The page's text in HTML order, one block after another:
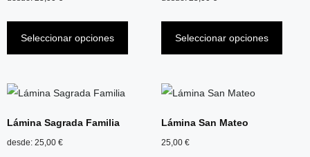
Seleccionar opciones Seleccionar opciones
Lámina Sagrada Familia
desde: 25,00 €
Lámina San Mateo
25,00 €